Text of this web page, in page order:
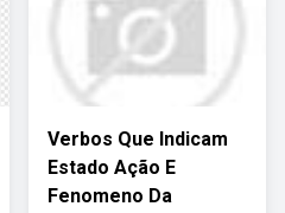
Verbos Que Indicam
Estado Ação E
Fenomeno Da